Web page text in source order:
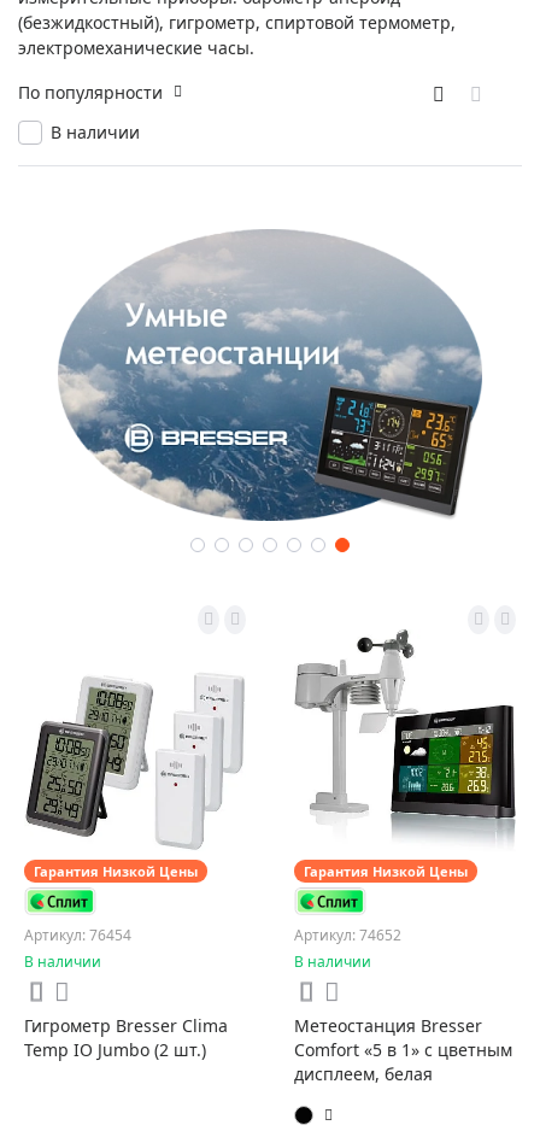
(безжидкостный), гигрометр, спиртовой термометр,
электромеханические часы.
В наличии
По популярности
Гарантия Низкой Цены
Артикул: 76454
В наличии
Гигрометр Bresser Clima
Temp IO Jumbo (2 шт.)
Гарантия Низкой Цены
Артикул: 74652
В наличии
Метеостанция Bresser
Comfort «5 в 1» с цветным
дисплеем, белая